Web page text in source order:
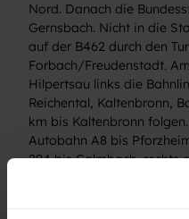
Nord. Danach die
Gernsbach. Nicht in die
auf der B462 durch den
Forbach/Freudenstadt.
Hilpertsau links die
Reichental, Kaltenbronn,
km bis Kaltenbronn folgen.
Autobahn A8 bis
294 bis Calmbach, rechts
weiter die L351 Richtung